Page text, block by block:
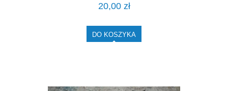
20,00 zł
DO KOSZYKA